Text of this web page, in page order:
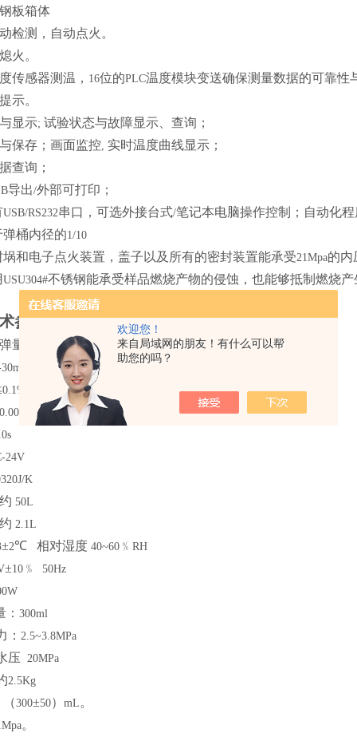
欢迎您！
来自局域网的朋友！有什么可以帮
助您的吗？
板箱体
检测，自动点火。
火。
传感器测温， 16位的PLC温度模块变送确保测量数据的可靠性
示。
显示; 试验状态与故障显示、查询；
保存；画面监控, 实时温度曲线显示；
查询；
导出/外部可打印；
USB/RS232串口，可选外接台式/笔记本电脑操作控制；自动化
桶内径的1/10
和电子点火装置，盖子以及所有的密封装置能承受21Mpa的内
USU304#不锈钢能承受样品燃烧产物的侵蚀，也能够抵制燃烧
参数
量热法
0.1%
0.001
℃
24V
K
50L
2.1L
±2℃ 相对湿度 40~60 ﹪ RH
±10 ﹪
50Hz
300ml
： 2.5~3.8MPa
压 20MPa
2.5Kg
300±50） mL 。
。